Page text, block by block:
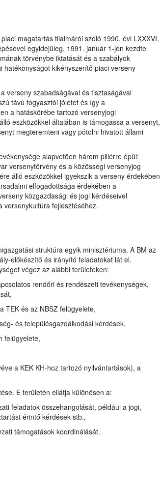
magatartás tilalmáról szóló 1990. évi LXXXVI.
egyidejűleg, 1991. január 1-jén kezdte
törvénybe iktatását és a szabályok
kikényszerítő piaci verseny
verseny szabadságával és tisztaságával
távú fogyasztói jólétet és így a
a hatáskörébe tartozó versenyjogi
eszközökkel általában is támogassa a versenyt,
megteremteni vagy pótolni hivatott állami
alapvetően három pillérre épül:
versenytörvény és a közösségi versenyjog
álló eszközökkel igyekszik a verseny érdekében
elfogadottsága érdekében a
közgazdasági és jogi kérdéseivel
versenykultúra fejlesztéséhez.
struktúra egyik minisztériuma. A BM az
előkészítő és irányító feladatokat lát el.
végez az alábbi területeken:
rendőri és rendészeti tevékenységek,
TEK és az NBSZ felügyelete,
és településgazdálkodási kérdések,
felügyelete,
a KEK KH-hoz tartozó nyilvántartások), a
E területén ellátja különösen a:
feladatok összehangolását, például a jogi,
érintő kérdések stb.,
támogatások koordinálását.